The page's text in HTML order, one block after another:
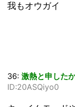
我もオウガイ
36: 激熱と申した
ID:20ASQiyo0